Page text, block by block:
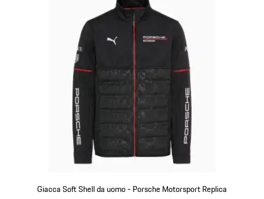
Giacca Soft Shell da uomo - Porsche Motorsport Replica